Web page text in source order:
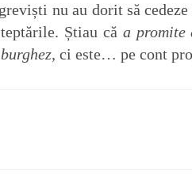
nu au dorit să
Știau că a promite
burghez, ci este… pe cont